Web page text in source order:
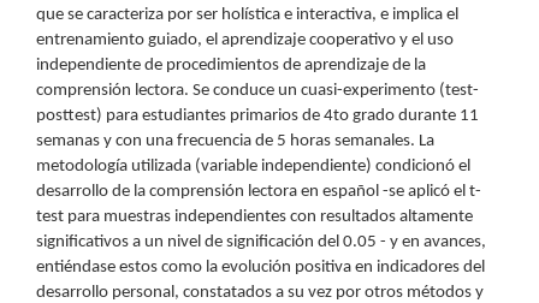
que se caracteriza por ser holística e interactiva, e implica el
entrenamiento guiado, el aprendizaje cooperativo y el uso
independiente de procedimientos de aprendizaje de la
comprensión lectora. Se conduce un cuasi-experimento (test-
posttest) para estudiantes primarios de 4to grado durante 11
semanas y con una frecuencia de 5 horas semanales. La
metodología utilizada (variable independiente) condicionó el
desarrollo de la comprensión lectora en español -se aplicó el t-
test para muestras independientes con resultados altamente
significativos a un nivel de significación del 0.05 - y en avances,
entiéndase estos como la evolución positiva en indicadores del
desarrollo personal, constatados a su vez por otros métodos y